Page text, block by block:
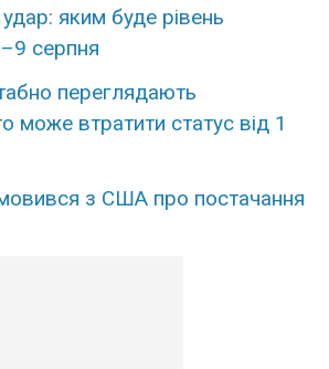
яким буде рівень
серпня
переглядають
може втратити статус від 1
з США про постачання